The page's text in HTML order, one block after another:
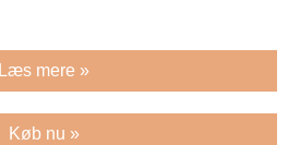
Læs mere »
Køb nu »